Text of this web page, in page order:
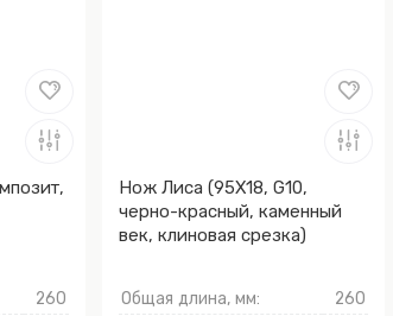
260
Нож Лиса (95Х18, G10,
черно-красный, каменный
век, клиновая срезка)
Общая длина, мм:
260